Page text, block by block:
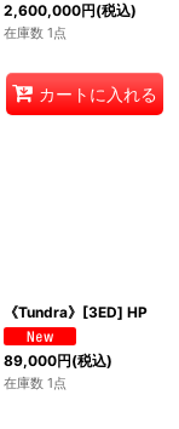
2,600,000円(税込)
在庫数 1点
カートに入れる
《Tundra》[3ED] HP
89,000円(税込)
在庫数 1点